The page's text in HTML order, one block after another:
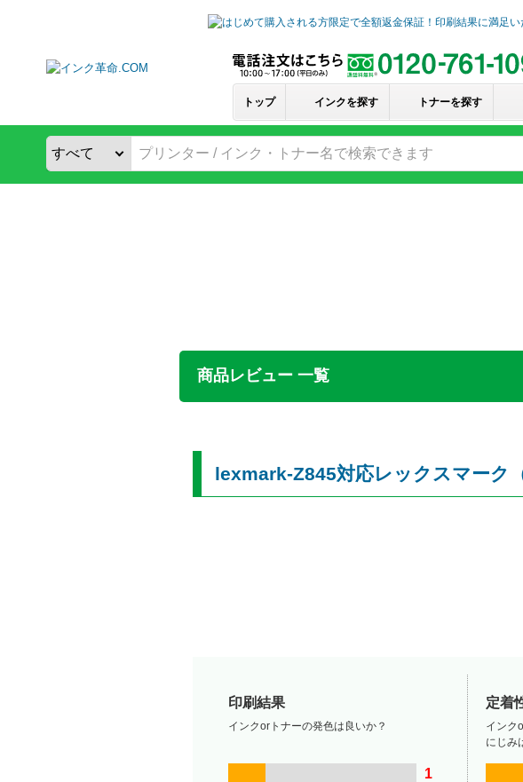
トップ インクを探す トナーを探す
商品レビュー 一覧
lexmark-Z845対応レックスマーク
印刷結果
インクorトナーの発色は良いか？
1
定着
インク
にじみ